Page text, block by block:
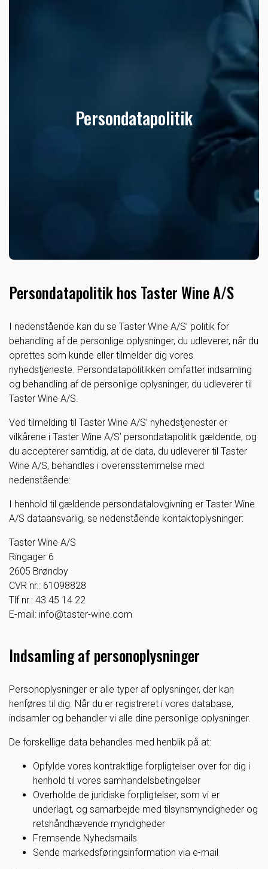
Persondatapolitik
Persondatapolitik hos Taster Wine A/S
I nedenstående kan du se Taster Wine A/S’ politik for
behandling af de personlige oplysninger, du udleverer, når du
oprettes som kunde eller tilmelder dig vores
nyhedstjeneste. Persondatapolitikken omfatter indsamling
og behandling af de personlige oplysninger, du udleverer til
Taster Wine A/S.
Ved tilmelding til Taster Wine A/S’ nyhedstjenester er
vilkårene i Taster Wine A/S’ persondatapolitik gældende, og
du accepterer samtidig, at de data, du udleverer til Taster
Wine A/S, behandles i overensstemmelse med
nedenstående:
I henhold til gældende persondatalovgivning er Taster Wine
A/S dataansvarlig, se nedenstående kontaktoplysninger:
Taster Wine A/S
Ringager 6
2605 Brøndby
CVR nr.: 61098828
Tlf.nr.: 43 45 14 22
E-mail: info@taster-wine.com
Indsamling af personoplysninger
Personoplysninger er alle typer af oplysninger, der kan
henføres til dig. Når du er registreret i vores database,
indsamler og behandler vi alle dine personlige oplysninger.
De forskellige data behandles med henblik på at:
Opfylde vores kontraktlige forpligtelser over for dig i
henhold til vores samhandelsbetingelser
Overholde de juridiske forpligtelser, som vi er
underlagt, og samarbejde med tilsynsmyndigheder og
retshåndhævende myndigheder
Fremsende Nyhedsmails
Sende markedsføringsinformation via e-mail